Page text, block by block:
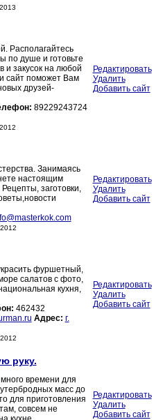
Располагайтесь
по душе и готовьте
и закусок на любой
сайт поможет Вам
друзей-
89229243724
Редактировать
Удалить
Добавить сайт
Занимаясь
настоящим
заготовки,
Редактировать
Удалить
Добавить сайт
фуршетный,
салатов с фото,
кухня,
462432
Адрес: г.
Редактировать
Удалить
Добавить сайт
руку.
времени для
масс до
для приготовления
совсем не
Редактировать
Удалить
Добавить сайт